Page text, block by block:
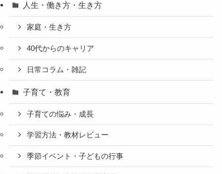
人生・働き方・生き方
家庭・生き方
40代からのキャリア
日常コラム・雑記
子育て・教育
子育ての悩み・成長
学習方法・教材レビュー
季節イベント・子どもの行事